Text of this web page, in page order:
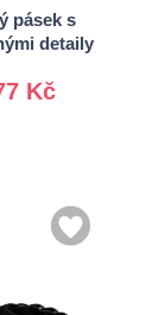
pásek s
detaily
Kč